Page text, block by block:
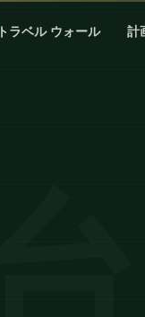
トラベル ウォール 計